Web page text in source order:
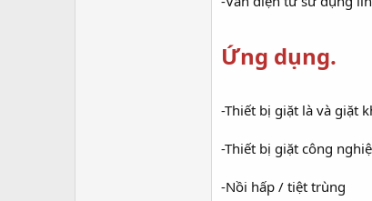
Ứng dụng.
-Thiết bị giặt là và giặt
-Thiết bị giặt công
-Nồi hấp / tiệt trùng